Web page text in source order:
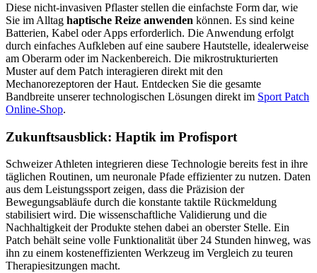
Diese nicht-invasiven Pflaster stellen die einfachste Form dar, wie
Sie im Alltag haptische Reize anwenden können. Es sind keine
Batterien, Kabel oder Apps erforderlich. Die Anwendung erfolgt
durch einfaches Aufkleben auf eine saubere Hautstelle, idealerweise
am Oberarm oder im Nackenbereich. Die mikrostrukturierten
Muster auf dem Patch interagieren direkt mit den
Mechanorezeptoren der Haut. Entdecken Sie die gesamte
Bandbreite unserer technologischen Lösungen direkt im Sport Patch
Online-Shop.
Zukunftsausblick: Haptik im Profisport
Schweizer Athleten integrieren diese Technologie bereits fest in ihre
täglichen Routinen, um neuronale Pfade effizienter zu nutzen. Daten
aus dem Leistungssport zeigen, dass die Präzision der
Bewegungsabläufe durch die konstante taktile Rückmeldung
stabilisiert wird. Die wissenschaftliche Validierung und die
Nachhaltigkeit der Produkte stehen dabei an oberster Stelle. Ein
Patch behält seine volle Funktionalität über 24 Stunden hinweg, was
ihn zu einem kosteneffizienten Werkzeug im Vergleich zu teuren
Therapiesitzungen macht.